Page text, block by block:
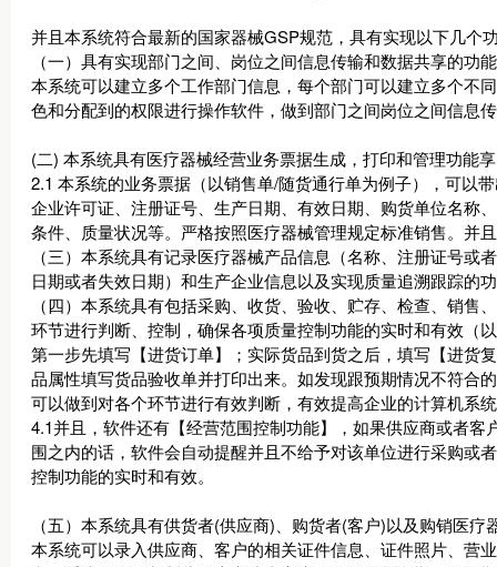
并且本系统符合最新的国家器械GSP规范，具有实现以下几个
（一） 具有实现部门之间、岗位之间信息传输和数据共享的功能
本系统可以建立多个工作部门信息，每个部门可以建立多个不
色和分配到的权限进行操作软件，做到部门之间岗位之间信息
(二) 本系统具有医疗器械经营业务票据生成，打印和管理功能
2.1 本系统的业务票据（以销售单/随货通行单为例子），可以
企业许可证、注册证号、生产日期、有效日期、购货单位名称
条件、质量状况等。严格按照医疗器械管理规定标准销售。并
（三）本系统具有记录医疗器械产品信息（名称、注册证号
日期或者失效日期）和生产企业信息以及实现质量追溯跟踪的
（四）本系统具有包括采购、收货、验收、贮存、检查、销
环节进行判断、控制，确保各项质量控制功能的实时和有效（
第一步先填写【进货订单】；实际货品到货之后，填写【进货
品属性填写货品验收单并打印出来。如发现跟预期情况不符合
可以做到对各个环节进行有效判断，有效提高企业的计算机系
4.1并且，软件还有【经营范围控制功能】，如果供应商或者
围之内的话，软件会自动提醒并且不给予对该单位进行采购或
控制功能的实时和有效。
（五）本系统具有供货者(供应商)、购货者(客户)以及购销医
本系统可以录入供应商、客户的相关证件信息、证件照片、营